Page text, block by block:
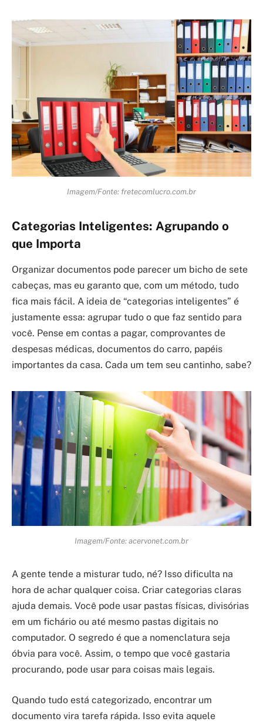
Imagem/Fonte: fretecomlucro.com.br
Categorias Inteligentes: Agrupando o
que Importa
Organizar documentos pode parecer um bicho de sete
cabeças, mas eu garanto que, com um método, tudo
fica mais fácil. A ideia de “categorias inteligentes” é
justamente essa: agrupar tudo o que faz sentido para
você. Pense em contas a pagar, comprovantes de
despesas médicas, documentos do carro, papéis
importantes da casa. Cada um tem seu cantinho, sabe?
Imagem/Fonte: acervonet.com.br
A gente tende a misturar tudo, né? Isso dificulta na
hora de achar qualquer coisa. Criar categorias claras
ajuda demais. Você pode usar pastas físicas, divisórias
em um fichário ou até mesmo pastas digitais no
computador. O segredo é que a nomenclatura seja
óbvia para você. Assim, o tempo que você gastaria
procurando, pode usar para coisas mais legais.
Quando tudo está categorizado, encontrar um
documento vira tarefa rápida. Isso evita aquele